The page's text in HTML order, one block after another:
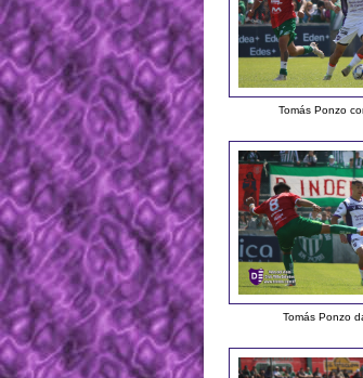
Tomás Ponzo
Tomás Ponzo